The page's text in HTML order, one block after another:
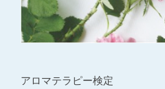
アロマテラピー検定